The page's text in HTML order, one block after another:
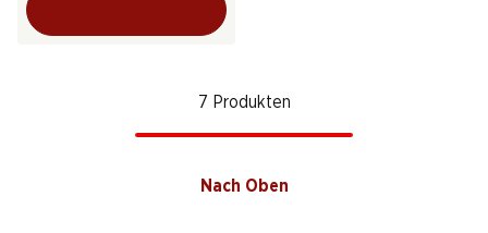
7 Produkten
Nach Oben